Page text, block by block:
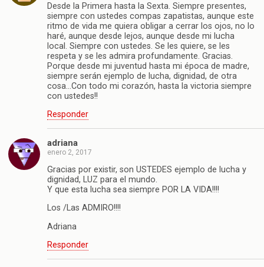
Desde la Primera hasta la Sexta. Siempre presentes,
siempre con ustedes compas zapatistas, aunque este
ritmo de vida me quiera obligar a cerrar los ojos, no lo
haré, aunque desde lejos, aunque desde mi lucha
local. Siempre con ustedes. Se les quiere, se les
respeta y se les admira profundamente. Gracias.
Porque desde mi juventud hasta mi época de madre,
siempre serán ejemplo de lucha, dignidad, de otra
cosa…Con todo mi corazón, hasta la victoria siempre
con ustedes!!
Responder
adriana
enero 2, 2017
Gracias por existir, son USTEDES ejemplo de lucha y
dignidad, LUZ para el mundo.
Y que esta lucha sea siempre POR LA VIDA!!!!
Los /Las ADMIRO!!!!
Adriana
Responder